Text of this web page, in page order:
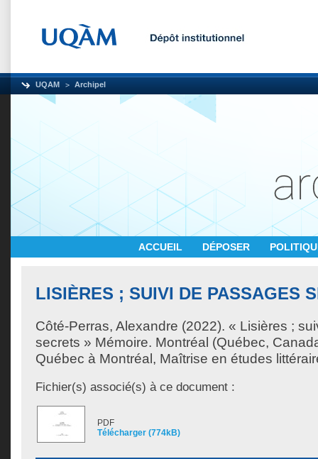
UQAM Archipel
ACCUEIL DÉPOSER
LISIÈRES ; SUIVI DE PASSAGES
Côté-Perras, Alexandre (2022). « Lisières ;
secrets » Mémoire. Montréal (Québec,
Québec à Montréal, Maîtrise en études
Fichier(s) associé(s) à ce document :
PDF
Télécharger (774kB)